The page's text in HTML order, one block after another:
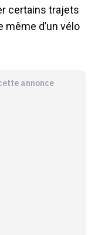
certains trajets
d’un vélo
annonce